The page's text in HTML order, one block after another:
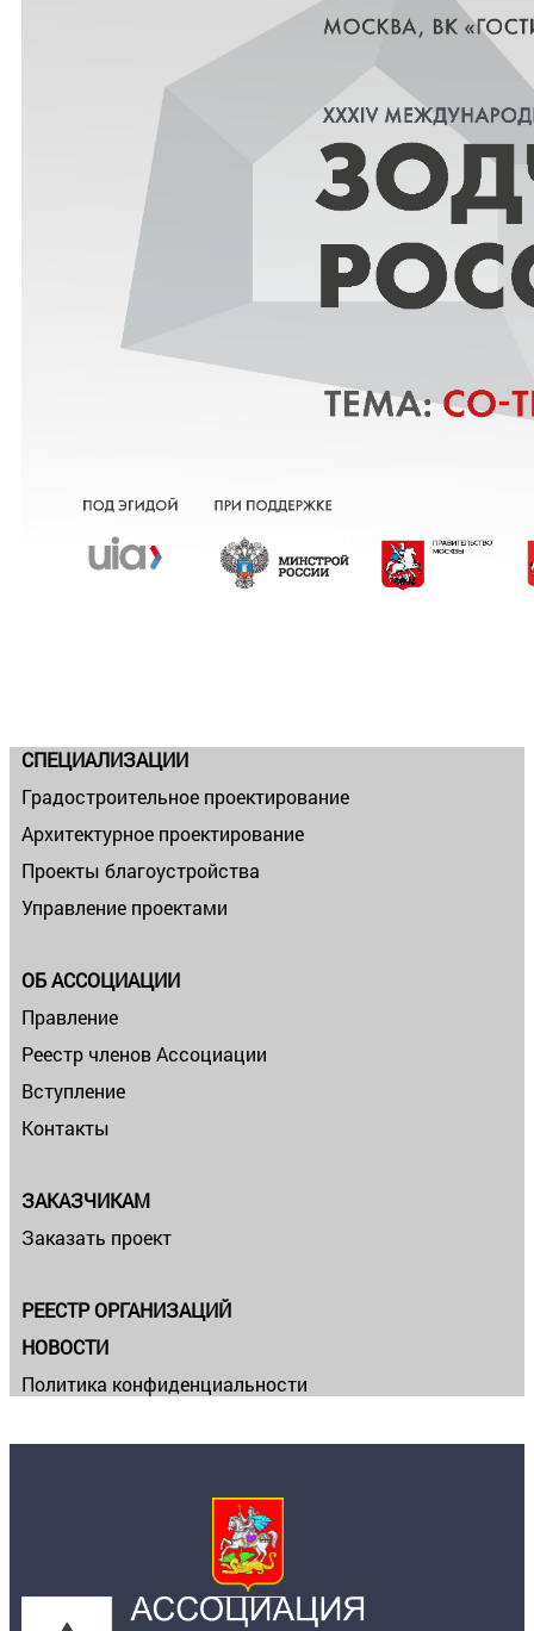
СПЕЦИАЛИЗАЦИИ
Градостроительное проектирование
Архитектурное проектирование
Проекты благоустройства
Управление проектами
ОБ АССОЦИАЦИИ
Правление
Реестр членов Ассоциации
Вступление
Контакты
ЗАКАЗЧИКАМ
Заказать проект
РЕЕСТР ОРГАНИЗАЦИЙ
НОВОСТИ
Политика конфиденциальности